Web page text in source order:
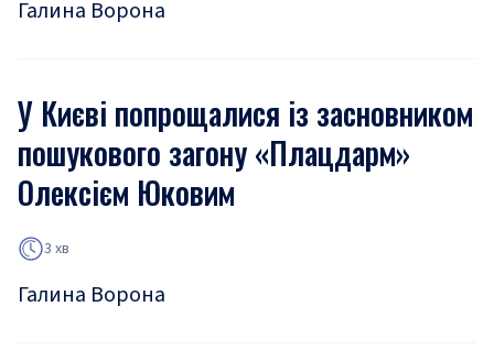
Галина Ворона
У Києві попрощалися із засновником
пошукового загону «Плацдарм»
Олексієм Юковим
3 хв
Галина Ворона